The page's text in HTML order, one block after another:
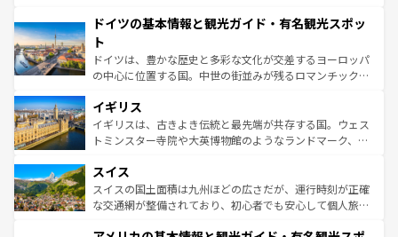
せる。地方によって風土や気候が異なるスペインはその個
ンテンツ一覧 を参照してほしい。
で、幅広い魅力が詰まっている。華麗な宮殿、歴史的な大
聖堂、美しいビーチ、そして豊かな自然が、訪れる者を心
から魅了する。また、フランスは美食の国としても知ら
れ、フランス料理はユネスコ無形文化遺産にも登録されて
香り高いラベンダー畑など、多彩な楽しみ方が可能だ。さ
らに、パリ以外の地域にも魅力が溢れており、どの街角に
も豊かな歴史と文化が息づいている。パリ以外の個性あふ
を参照してほしい。
ドイツの基本情報と観光ガイド・有名観光スポッ
ト
ドイツは、豊かな歴史と多彩な文化が交差するヨーロッパ
の中心に位置する国。中世の街並みが残るロマンチック街
顔を持つこの国は、どこを歩いても飽きることがない。ベ
ルリンの文化的活気、バイエルン州のアルプスの絶景、そ
してライン川沿いのワイン畑といった風景は必見。ビール
は、お酒好きな人にはぜひ体験してほしい。 なお、新着の
ドイツ情報はコンテンツ一覧を参照してほしい。
イギリス
イギリスは、古きよき伝統と最先端が共存する国。ウェス
トミンスター寺院や大英博物館のようなランドマーク、歴
リアごとに異なる魅力がある。また、優雅なアフタヌーン
ティー、ビール好きにはたまらない英国パブ、サッカー観
戦など、本場だからこそできる体験も豊富。イギリスを旅
スイス
スイスの国土面積は九州ほどの広さだが、運行時刻が正確
な交通網が整備されており、初心者でも安心して個人旅行